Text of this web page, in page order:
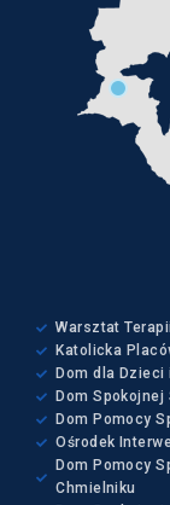
Warsztat
Katolicka
Dom dla Dzieci
Dom Spokojnej
Dom Pomocy
Ośrodek
Dom Pomocy
Chmielniku